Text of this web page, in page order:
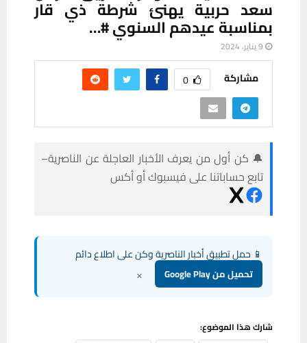
سعد حربية يهنئ شرطة ذي قار
بمناسبة عيدهم السنوي #…
9 يناير، 2024
مشاركة 0
🔔 كن أول من يعرف الأخبار العاجلة عن الناصرية–
تابع حساباتنا على فيسبوك أو أكس
📱 حمل تطبيق أخبار الناصرية وكن على اطلاع دائم
تحميل من Google Play ×
شارك هذا الموضوع: